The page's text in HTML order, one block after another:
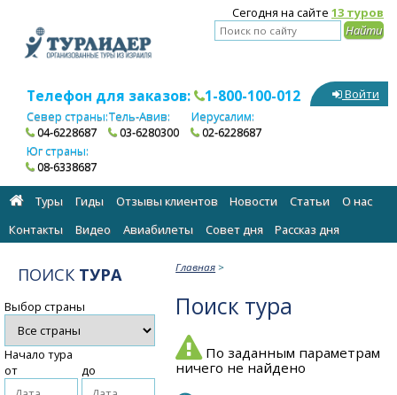
Сегодня на сайте 13 туров
Телефон для заказов: 1-800-100-012
Север страны:
04-6228687
Тель-Авив:
03-6280300
Иерусалим:
02-6228687
Юг страны:
08-6338687
Войти
Туры Гиды Отзывы клиентов Новости Статьи
О нас
Контакты
Видео Авиабилеты Cовет дня Рассказ дня
Главная >
Поиск тура
По заданным параметрам
ничего не найдено
ПОИСК ТУРА
Выбор страны
Начало тура
от
до